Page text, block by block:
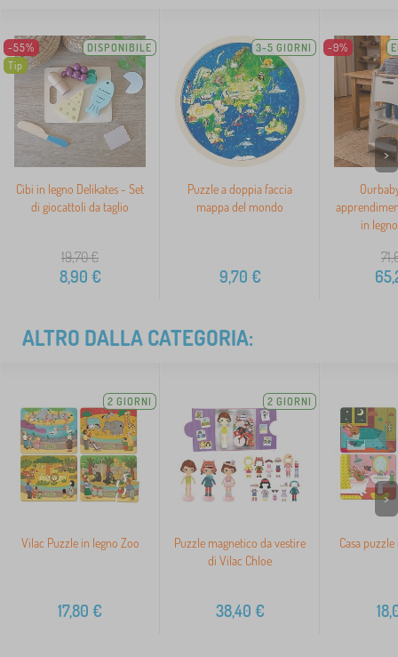
-55%
Tip
DISPONIBILE
Cibi in legno Delikates - Set
di giocattoli da taglio
19,70€
8,90 €
3-5 GIORNI
Puzzle a doppia faccia
mappa del mondo
9,70 €
-9%
in
>
ALTRO DALLA CATEGORIA:
2 GIORNI
Vilac Puzzle in legno Zoo
17,80 €
2 GIORNI
Puzzle magnetico da vestire
di Vilac Chloe
38,40 €
Casa
>